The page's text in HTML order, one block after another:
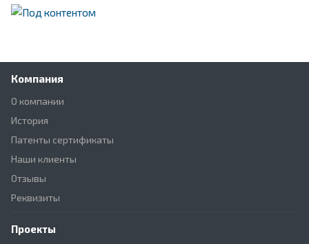
Компания
О компании
История
Патенты сертификаты
Наши клиенты
Отзывы
Реквизиты
Проекты